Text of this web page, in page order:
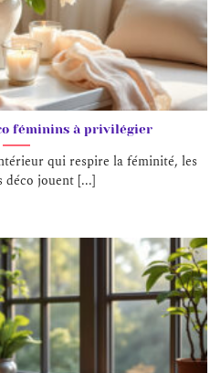
féminins à privilégier
qui respire la féminité, les
déco jouent [...]